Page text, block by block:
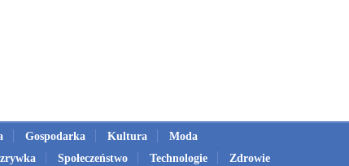
Gospodarka Kultura
Moda
Społeczeństwo Technologie Zdrowie